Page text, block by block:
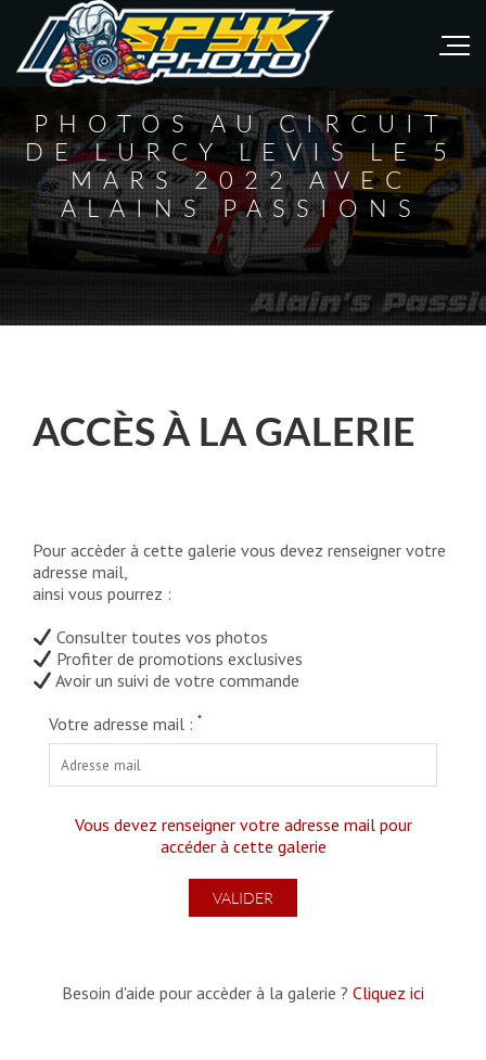
PHOTOS AU CIRCUIT
DE LURCY LEVIS LE 5
MARS 2022 AVEC
ALAINS PASSIONS
ACCÈS À LA GALERIE
Pour accèder à cette galerie vous devez renseigner votre
adresse mail,
ainsi vous pourrez :
Consulter toutes vos photos
Profiter de promotions exclusives
Avoir un suivi de votre commande
Votre adresse mail : *
Vous devez renseigner votre adresse mail pour
accéder à cette galerie
Besoin d'aide pour accèder à la galerie ? Cliquez ici